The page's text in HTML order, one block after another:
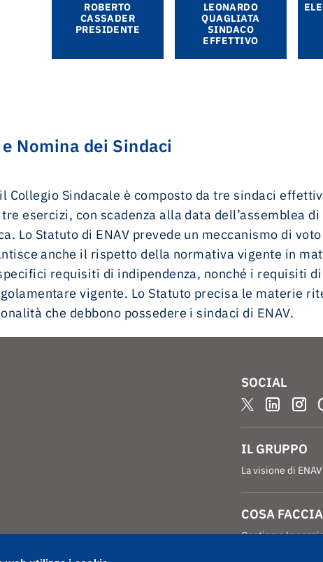
ROBERTO
CASSADER
PRESIDENTE
LEONARDO
QUAGLIATA
SINDACO
EFFETTIVO
Nomina dei Sindaci
Collegio Sindacale è composto da tre sindaci
esercizi, con scadenza alla data dell’assemblea
Lo Statuto di ENAV prevede un meccanismo di
anche il rispetto della normativa vigente in
requisiti di indipendenza, nonché i requisiti
vigente. Lo Statuto precisa le materie
che debbono possedere i sindaci di ENAV.
SOCIAL
IL GRUPPO
La visione di ENAV
COSA
Gestiamo lo